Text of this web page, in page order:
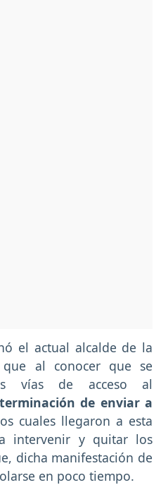
el actual alcalde de la
al conocer que se
vías de acceso al
de enviar a
cuales llegaron a esta
intervenir y quitar los
dicha manifestación de
en poco tiempo.